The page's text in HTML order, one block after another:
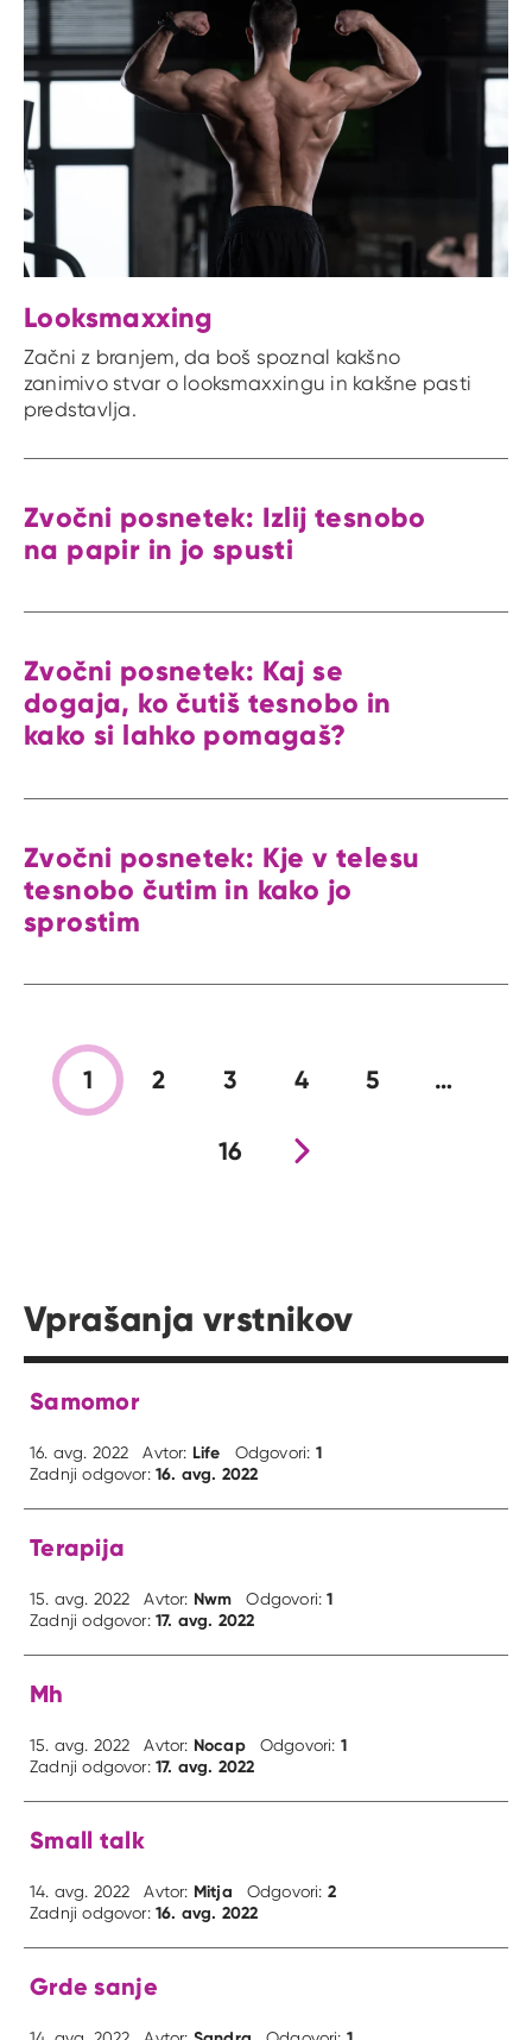
Looksmaxxing
Začni z branjem, da boš spoznal kakšno
zanimivo stvar o looksmaxxingu in kakšne pasti
predstavlja.
Zvočni posnetek: Izlij tesnobo
na papir in jo spusti
Zvočni posnetek: Kaj se
dogaja, ko čutiš tesnobo in
kako si lahko pomagaš?
Zvočni posnetek: Kje v telesu
tesnobo čutim in kako jo
sprostim
1 2 3 4 5 …
16Nova stran
Vprašanja vrstnikov
Samomor
16. avg. 2022 Avtor: Life Odgovori: 1
Zadnji odgovor:16. avg. 2022
Terapija
15. avg. 2022 Avtor: Nwm Odgovori:1
Zadnji odgovor:17. avg. 2022
Mh
15. avg. 2022 Avtor: Nocap Odgovori: 1
Zadnji odgovor:17. avg. 2022
Small talk
14. avg. 2022 Avtor: Mitja Odgovori: 2
Zadnji odgovor:16. avg. 2022
Grde sanje